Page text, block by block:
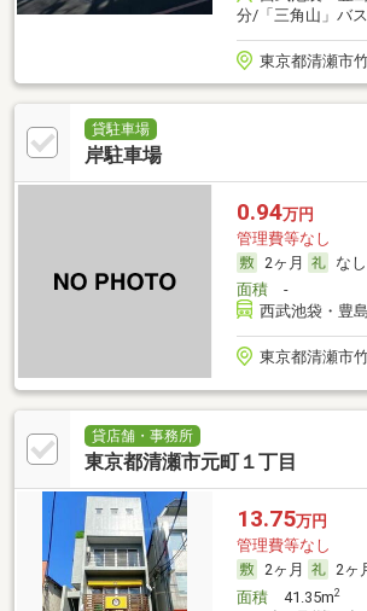
分/「三角山」バ
東京都清瀬市
貸駐車場
岸駐車場
0.94万円
管理費等なし
2ヶ月
なし
面積-
西武池袋・豊
東京都清瀬市
貸店舗・事務所
東京都清瀬市元町１丁目
13.75万円
管理費等なし
2ヶ月
2ヶ
面積41.35m2